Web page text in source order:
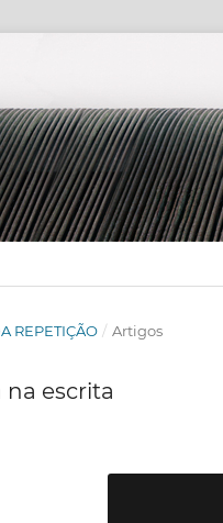
REPETIÇÃO / Artigos
escrita